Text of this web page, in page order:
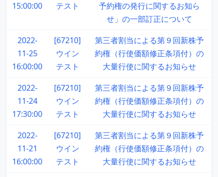
15:00:00
テスト
予約権の発行に関するお知ら
せ」の一部訂正について
2022-
11-25
16:00:00
[67210]
ウイン
テスト
第三者割当による第９回新株予
約権（行使価額修正条項付）の
大量行使に関するお知らせ
2022-
11-24
17:30:00
[67210]
ウイン
テスト
第三者割当による第９回新株予
約権（行使価額修正条項付）の
大量行使に関するお知らせ
2022-
11-21
16:00:00
[67210]
ウイン
テスト
第三者割当による第９回新株予
約権（行使価額修正条項付）の
大量行使に関するお知らせ